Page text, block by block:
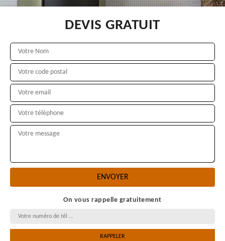
DEVIS GRATUIT
On vous rappelle gratuitement